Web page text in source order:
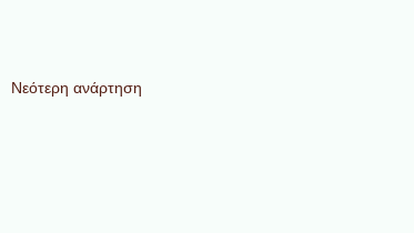
Νεότερη ανάρτηση